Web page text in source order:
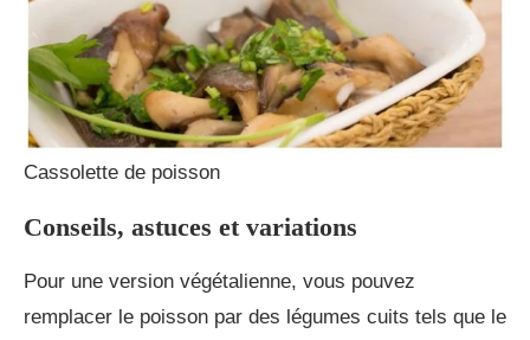
Cassolette de poisson
Conseils, astuces et variations
Pour une version végétalienne, vous pouvez
remplacer le poisson par des légumes cuits tels que le